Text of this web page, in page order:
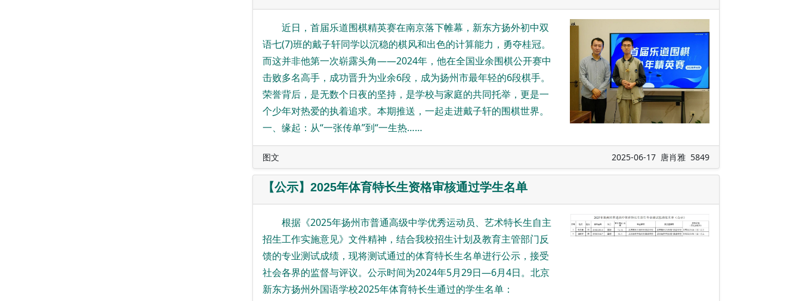
近日，首届乐道围棋精英赛在南京落下帷幕，新东方扬外初中双
语七(7)班的戴子轩同学以沉稳的棋风和出色的计算能力，勇夺桂冠。
而这并非他第一次崭露头角——2024年，他在全国业余围棋公开赛中
击败多名高手，成功晋升为业余6段，成为扬州市最年轻的6段棋手。
荣誉背后，是无数个日夜的坚持，是学校与家庭的共同托举，更是一
个少年对热爱的执着追求。本期推送，一起走进戴子轩的围棋世界。
一、缘起：从“一张传单”到“一生热……
图文 2025-06-17 唐肖雅 5849
【公示】2025年体育特长生资格审核通过学生名单
根据《2025年扬州市普通高级中学优秀运动员、艺术特长生自主
招生工作实施意见》文件精神，结合我校招生计划及教育主管部门反
馈的专业测试成绩，现将测试通过的体育特长生名单进行公示，接受
社会各界的监督与评议。公示时间为2024年5月29日—6月4日。北京
新东方扬州外国语学校2025年体育特长生通过的学生名单：